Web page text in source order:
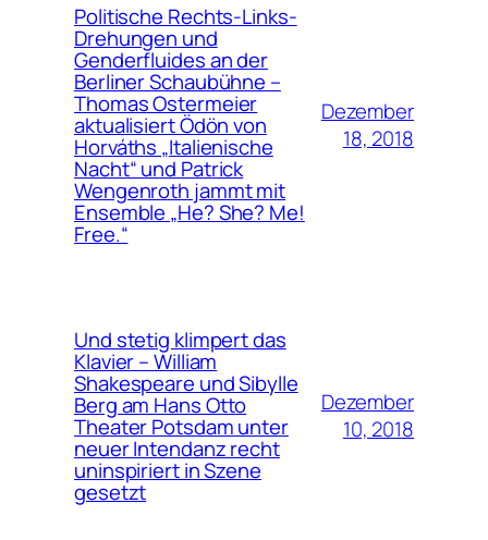
Politische Rechts-Links-
Drehungen und
Genderfluides an der
Berliner Schaubühne –
Thomas Ostermeier
aktualisiert Ödön von
Horváths „Italienische
Nacht“ und Patrick
Wengenroth jammt mit
Ensemble „He? She? Me!
Free.“
Dezember
18, 2018
Und stetig klimpert das
Klavier – William
Shakespeare und Sibylle
Berg am Hans Otto
Theater Potsdam unter
neuer Intendanz recht
uninspiriert in Szene
gesetzt
Dezember
10, 2018